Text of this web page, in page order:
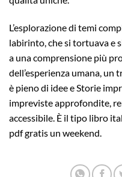
L’esplorazione di temi
labirinto, che si tortuava e
a una comprensione più
dell’esperienza umana,
è pieno di idee e Storie
impreviste approfondite,
accessibile. È il tipo libro
pdf gratis un weekend.